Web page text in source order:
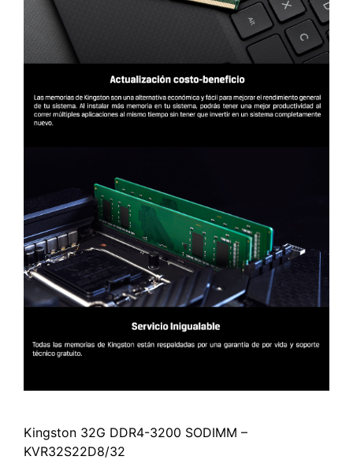
Kingston 32G DDR4-3200 SODIMM –
KVR32S22D8/32